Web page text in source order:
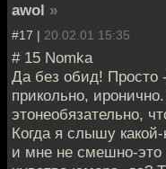
awol »
#17 | 20.02.01 15:35
# 15 Nomka
Да без обид! Просто
прикольно,
этонеобязательно,
Когда я слышу
и мне не смешно-это